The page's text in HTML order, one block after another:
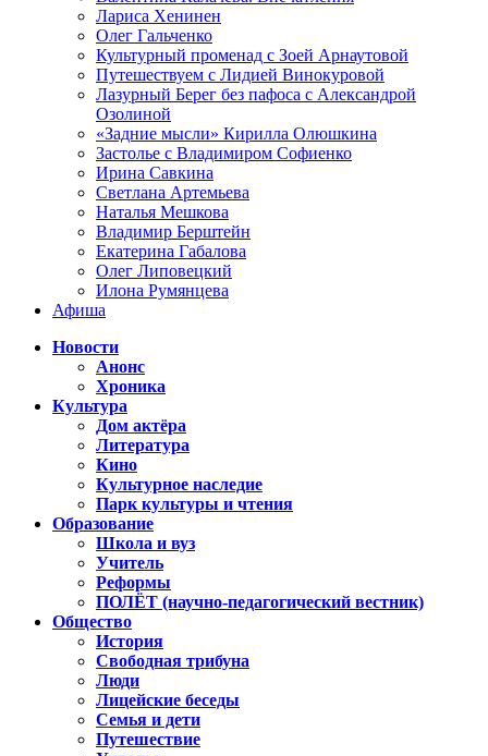
Лариса Хенинен
Олег Гальченко
Культурный променад с Зоей Арнаутовой
Путешествуем с Лидией Винокуровой
Лазурный Берег без пафоса с Александрой
Озолиной
«Задние мысли» Кирилла Олюшкина
Застолье с Владимиром Софиенко
Ирина Савкина
Светлана Артемьева
Наталья Мешкова
Владимир Берштейн
Екатерина Габалова
Олег Липовецкий
Илона Румянцева
Афиша
Новости
Анонс
Хроника
Культура
Дом актёра
Литература
Кино
Культурное наследие
Парк культуры и чтения
Образование
Школа и вуз
Учитель
Реформы
ПОЛЁТ (научно-педагогический вестник)
Общество
История
Свободная трибуна
Люди
Лицейские беседы
Семья и дети
Путешествие